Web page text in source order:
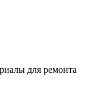
для ремонта